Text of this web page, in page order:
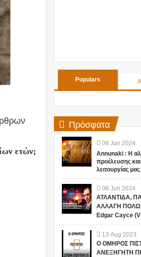
ετών;
Populars
Πρόσφατα
08 Jun 2024
Annunaki : Η
προέλευσης
λειτουργίας
08 Jun 2024
ΑΤΛΑΝΤΙΔΑ,
ΑΛΛΑΓΗ ΠΟΛΩΝ
Edgar Cayce
13 Aug 2023
Ο ΟΜΗΡΟΣ
ΑΝΕΞΗΓΗΤΗ